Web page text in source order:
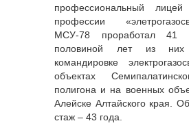
профессиональный
профессии
МСУ-78 проработал 41
половиной лет из
командировке
объектах
полигона и на военных
Алейске Алтайского края.
стаж – 43 года.